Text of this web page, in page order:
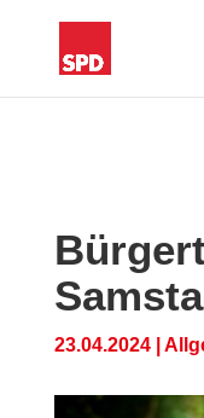
23.04.2024|